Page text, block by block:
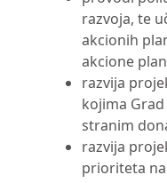
razvoja, te
akcionih
akcione
razvija
kojima
stranim
razvija
prioriteta